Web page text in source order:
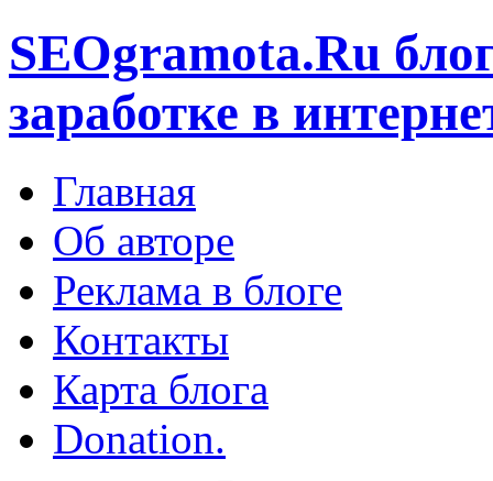
SEOgramota.Ru
заработке в
Главная
Об авторе
Реклама в блоге
Контакты
Карта блога
Donation.